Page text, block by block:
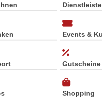
Events &
Gutscheine
Shopping